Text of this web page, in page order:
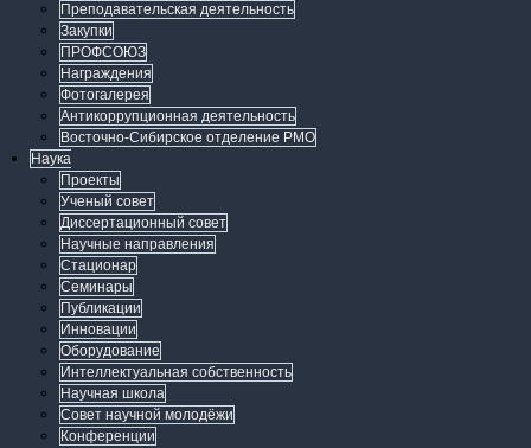
Преподавательская деятельность
Закупки
ПРОФСОЮЗ
Награждения
Фотогалерея
Антикоррупционная деятельность
Восточно-Сибирское отделение РМО
Наука
Проекты
Ученый совет
Диссертационный совет
Научные направления
Стационар
Семинары
Публикации
Инновации
Оборудование
Интеллектуальная собственность
Научная школа
Совет научной молодёжи
Конференции